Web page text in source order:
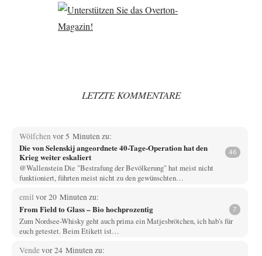
LETZTE KOMMENTARE
Wölfchen vor 5 Minuten zu:
Die von Selenskij angeordnete 40-Tage-Operation hat den
Krieg weiter eskaliert
46
@Wallenstein Die "Bestrafung der Bevölkerung" hat meist nicht
funktioniert, führten meist nicht zu den gewünschten…
emil vor 20 Minuten zu:
From Field to Glass – Bio hochprozentig 7
Zum Nordsee-Whisky geht auch prima ein Matjesbrötchen, ich hab's für
euch getestet. Beim Etikett ist…
Vendevor 24 Minuten zu: